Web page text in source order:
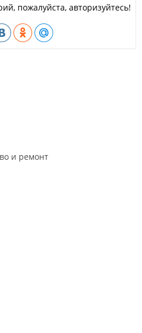
пожалуйста, авторизуйтесь!
и ремонт